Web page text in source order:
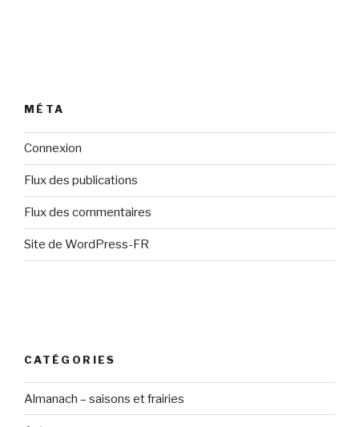
MÉTA
Connexion
Flux des publications
Flux des commentaires
Site de WordPress-FR
CATÉGORIES
Almanach – saisons et frairies